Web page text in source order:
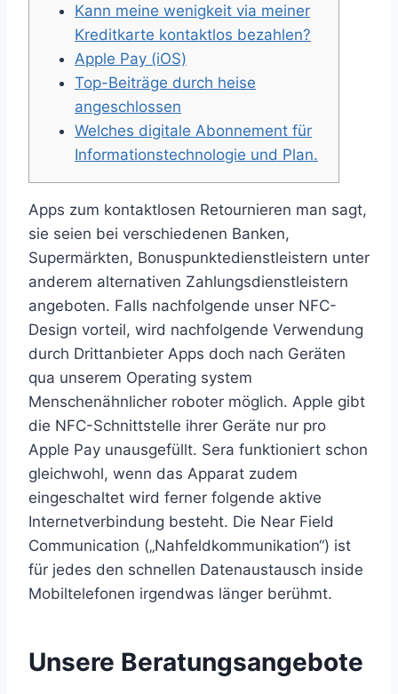
Kann meine wenigkeit via meiner
Kreditkarte kontaktlos bezahlen?
Apple Pay (iOS)
Top-Beiträge durch heise
angeschlossen
Welches digitale Abonnement für
Informationstechnologie und Plan.
Apps zum kontaktlosen Retournieren man sagt,
sie seien bei verschiedenen Banken,
Supermärkten, Bonuspunktedienstleistern unter
anderem alternativen Zahlungsdienstleistern
angeboten. Falls nachfolgende unser NFC-
Design vorteil, wird nachfolgende Verwendung
durch Drittanbieter Apps doch nach Geräten
qua unserem Operating system
Menschenähnlicher roboter möglich. Apple gibt
die NFC-Schnittstelle ihrer Geräte nur pro
Apple Pay unausgefüllt. Sera funktioniert schon
gleichwohl, wenn das Apparat zudem
eingeschaltet wird ferner folgende aktive
Internetverbindung besteht. Die Near Field
Communication („Nahfeldkommunikation“) ist
für jedes den schnellen Datenaustausch inside
Mobiltelefonen irgendwas länger berühmt.
Unsere Beratungsangebote